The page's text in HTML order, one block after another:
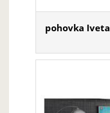
pohovka Iveta